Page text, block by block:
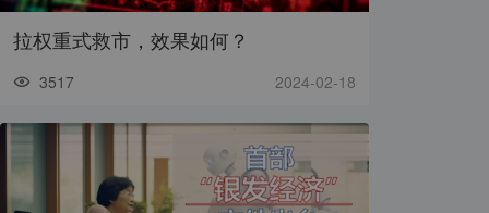
拉权重式救市，效果如何？
3517 2024-02-18